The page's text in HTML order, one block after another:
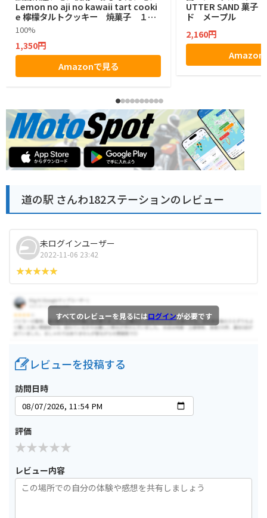
Lemon no aji no kawaii tart cooki
e 檸檬タルトクッキー 焼菓子 １２
個
100%
1,350円
Amazonで見る
UTTER SAND 菓
ド メープル
2,160円
Amazon
道の駅 さんわ182ステーションのレビュー
未ログインユーザー
2022-11-06 23:42
すべてのレビューを見るにはログインが必要です
レビューを投稿する
訪問日時
評価
レビュー内容